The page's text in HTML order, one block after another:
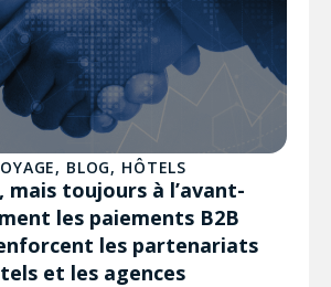
, BLOG, HÔTELS
mais toujours à l’avant-
les paiements B2B
les partenariats
et les agences